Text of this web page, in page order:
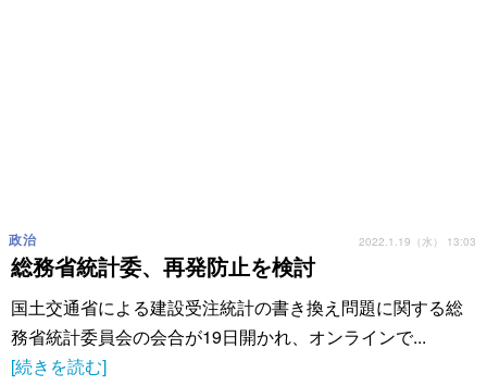
総務省統計委、再発防止を検討
政治 2022.1.19（水） 13:03
国土交通省による建設受注統計の書き換え問題に関する総
務省統計委員会の会合が19日開かれ、オンラインで...
[続きを読む]